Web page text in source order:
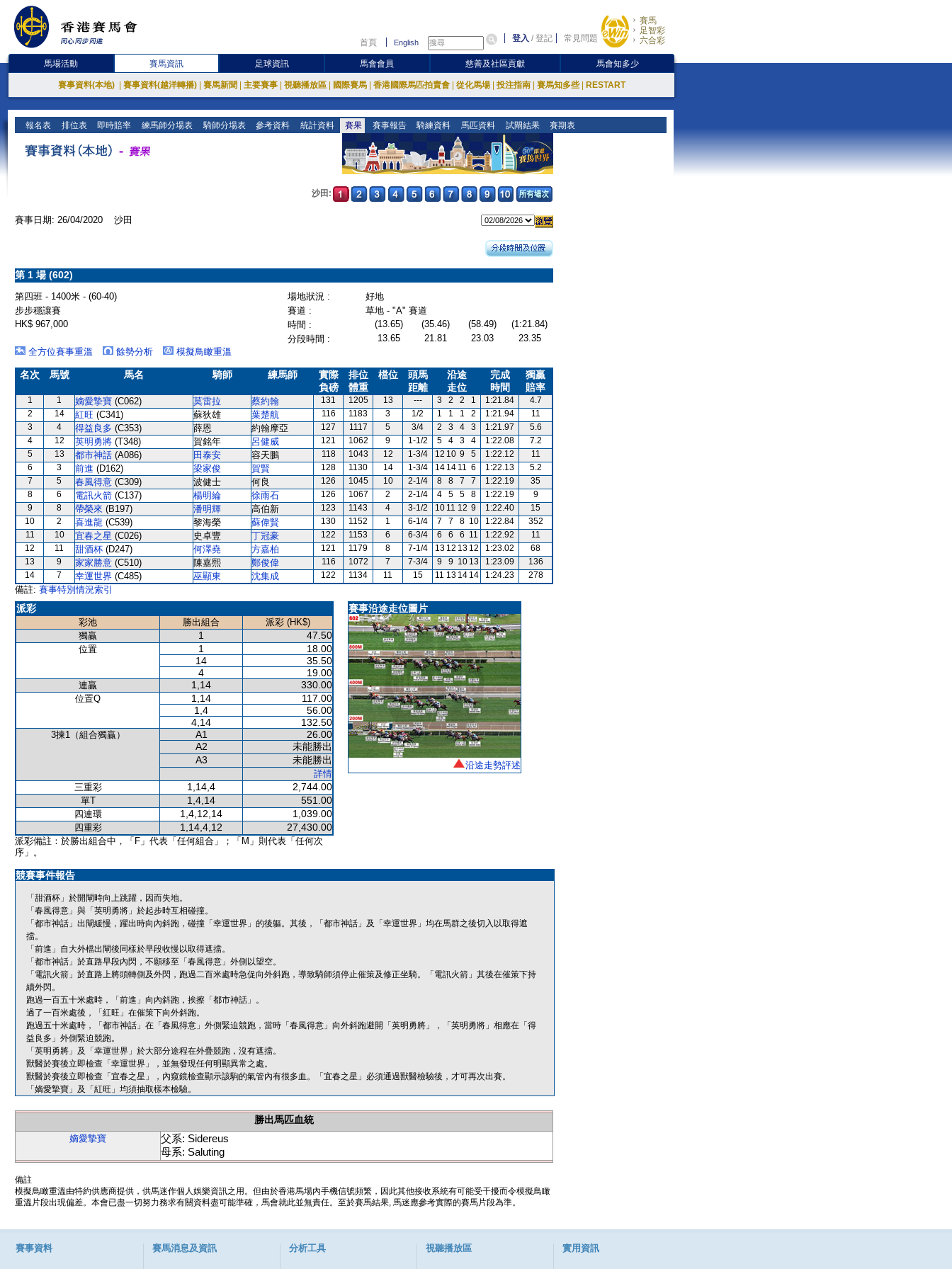
首頁 English 登入 /登記 常見問題
賽馬
足智彩
六合彩
馬場活動 賽馬資訊 足球資訊 馬會會員 慈善及社區貢獻 馬會知多少
賽事資料(本地) 賽事資料(越洋轉播) 賽馬新聞 主要賽事 視聽播放區 國際賽馬 香港國際馬匹拍賣會 從化馬場 投注指南 賽馬知多些 RESTART
報名表 排位表 即時賠率 練馬師分場表 騎師分場表 參考資料 統計資料 賽果 賽事報告 騎練資料 馬匹資料 試閘結果 賽期表
沙田:
賽事日期: 26/04/2020 沙田
第 1 場 (602)
第四班 - 1400米 - (60-40) 場地狀況 :
好地
步步穩讓賽
賽道 :
草地 - "A" 賽道
HK$ 967,000
時間 : (13.65) (35.46) (58.49)
(1:21.84)
分段時間 :
13.65 21.81 23.03
23.35
全方位賽事重溫
餘勢分析 模擬鳥瞰重溫
名次 馬號 馬名 騎師 練馬師
實際
負磅
排位
體重
檔位
頭馬
距離
沿途
走位
完成
時間
獨贏
賠率
1 1 嫡愛摯寶 (C062) 莫雷拉 蔡約翰 131 1205 13 --- 3 2 2 1 1:21.84
4.7
2
14 紅旺 (C341) 蘇狄雄 葉楚航 116 1183 3 1/2 1 1 1 2 1:21.94
11
3
4 得益良多 (C353) 薛恩 約翰摩亞 127 1117 5 3/4 2 3 4 3 1:21.97
5.6
4
12 英明勇將 (T348) 賀銘年 呂健威 121 1062 9 1-1/2 5 4 3 4 1:22.08
7.2
5
13 都市神話 (A086) 田泰安 容天鵬 118 1043 12 1-3/4 12 10 9 5 1:22.12
11
6
3 前進 (D162) 梁家俊 賀賢 128 1130 14 1-3/4 14 14 11 6 1:22.13
5.2
7
5 春風得意 (C309) 波健士 何良 126 1045 10 2-1/4 8 8 7 7 1:22.19
35
8
6 電訊火箭 (C137) 楊明綸 徐雨石 126 1067 2 2-1/4 4 5 5 8 1:22.19
9
9
8 帶榮來 (B197) 潘明輝 高伯新 123 1143 4 3-1/2 10 11 12 9 1:22.40
15
10
2 喜進龍 (C539) 黎海榮 蘇偉賢 130 1152 1 6-1/4 7 7 8 10 1:22.84
352
11
10 宜春之星 (C026) 史卓豐 丁冠豪 122 1153 6 6-3/4 6 6 6 11 1:22.92
11
12
11 甜酒杯 (D247) 何澤堯 方嘉柏 121 1179 8 7-1/4 13 12 13 12 1:23.02
68
13
9 家家勝意 (C510) 陳嘉熙 鄭俊偉 116 1072 7 7-3/4 9 9 10 13 1:23.09
136
14
7 幸運世界 (C485) 巫顯東 沈集成 122 1134 11 15 11 13 14 14 1:24.23 278
備註: 賽事特別情況索引
派彩
彩池 勝出組合
派彩 (HK$)
獨贏
1 47.50
位置 1
18.00
14
35.50
4
19.00
連贏 1,14 330.00
位置Q 1,14
117.00
1,4
56.00
4,14
132.50
3揀1（組合獨贏） A1
26.00
A2
未能勝出
A3
未能勝出
詳情
三重彩
1,14,4 2,744.00
單T 1,4,14 551.00
四連環 1,4,12,14 1,039.00
四重彩 1,14,4,12 27,430.00
派彩備註：於勝出組合中，「F」代表「任何組合」；「M」則代表「任何次
序」。
賽事沿途走位圖片
沿途走勢評述
競賽事件報告
「甜酒杯」於開閘時向上跳躍，因而失地。
「春風得意」與「英明勇將」於起步時互相碰撞。
「都市神話」出閘緩慢，躍出時向內斜跑，碰撞「幸運世界」的後軀。其後，「都市神話」及「幸運世界」均在馬群之後切入以取得遮
擋。
「前進」自大外檔出閘後同樣於早段收慢以取得遮擋。
「都市神話」於直路早段內閃，不願移至「春風得意」外側以望空。
「電訊火箭」於直路上將頭轉側及外閃，跑過二百米處時急促向外斜跑，導致騎師須停止催策及修正坐騎。「電訊火箭」其後在催策下持
續外閃。
跑過一百五十米處時，「前進」向內斜跑，挨擦「都市神話」。
過了一百米處後，「紅旺」在催策下向外斜跑。
跑過五十米處時，「都市神話」在「春風得意」外側緊迫競跑，當時「春風得意」向外斜跑避開「英明勇將」，「英明勇將」相應在「得
益良多」外側緊迫競跑。
「英明勇將」及「幸運世界」於大部分途程在外疊競跑，沒有遮擋。
獸醫於賽後立即檢查「幸運世界」，並無發現任何明顯異常之處。
獸醫於賽後立即檢查「宜春之星」，內窺鏡檢查顯示該駒的氣管內有很多血。「宜春之星」必須通過獸醫檢驗後，才可再次出賽。
「嫡愛摯寶」及「紅旺」均須抽取樣本檢驗。
勝出馬匹血統
嫡愛摯寶
父系: Sidereus
母系: Saluting
備註
模擬鳥瞰重溫由特約供應商提供，供馬迷作個人娛樂資訊之用。但由於香港馬場內手機信號頻繁，因此其他接收系統有可能受干擾而令模擬鳥瞰
重溫片段出現偏差。本會已盡一切努力務求有關資料盡可能準確，馬會就此並無責任。至於賽馬結果, 馬迷應參考實際的賽馬片段為準。
賽事資料 賽馬消息及資訊 分析工具 視聽播放區 實用資訊